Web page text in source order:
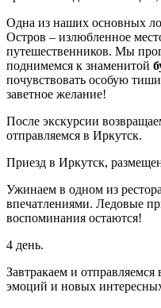
Одна из наших основных
Остров – излюбленное
путешественников. Мы
поднимемся к знаменитой
почувствовать особую
заветное желание!
После экскурсии
отправляемся в Иркутск.
Приезд в Иркутск,
Ужинаем в одном из
впечатлениями. Ледовые
воспоминания остаются!
4 день.
Завтракаем и
эмоций и новых